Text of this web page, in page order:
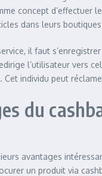
concept
dans leurs
il faut
l’utilisateur vers
Cet individu peut
du
avantages
un produit via